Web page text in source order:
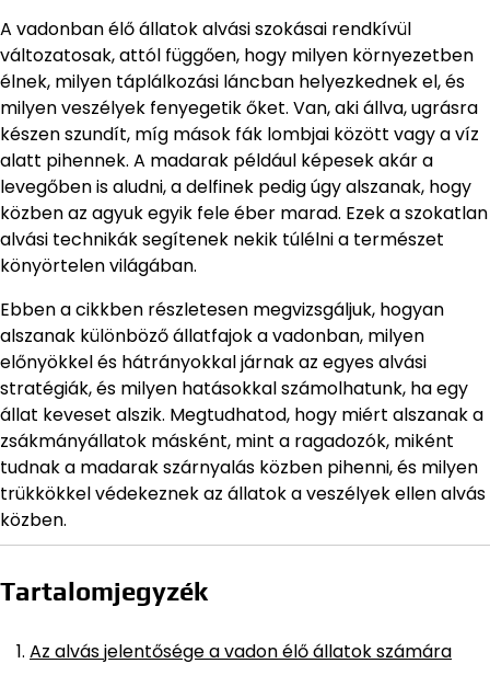
A vadonban élő állatok alvási szokásai rendkívül
változatosak, attól függően, hogy milyen környezetben
élnek, milyen táplálkozási láncban helyezkednek el, és
milyen veszélyek fenyegetik őket. Van, aki állva, ugrásra
készen szundít, míg mások fák lombjai között vagy a víz
alatt pihennek. A madarak például képesek akár a
levegőben is aludni, a delfinek pedig úgy alszanak, hogy
közben az agyuk egyik fele éber marad. Ezek a szokatlan
alvási technikák segítenek nekik túlélni a természet
könyörtelen világában.
Ebben a cikkben részletesen megvizsgáljuk, hogyan
alszanak különböző állatfajok a vadonban, milyen
előnyökkel és hátrányokkal járnak az egyes alvási
stratégiák, és milyen hatásokkal számolhatunk, ha egy
állat keveset alszik. Megtudhatod, hogy miért alszanak a
zsákmányállatok másként, mint a ragadozók, miként
tudnak a madarak szárnyalás közben pihenni, és milyen
trükkökkel védekeznek az állatok a veszélyek ellen alvás
közben.
Tartalomjegyzék
Az alvás jelentősége a vadon élő állatok számára